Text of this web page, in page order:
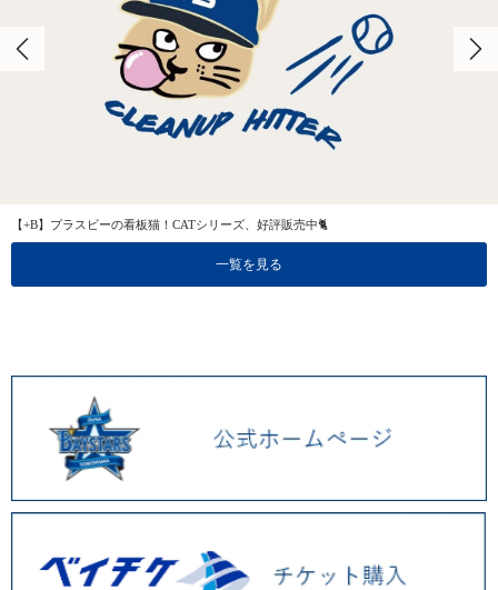
【+B】プラスビーの看板猫！CATシリーズ、好評販売中🐈
一覧を見る